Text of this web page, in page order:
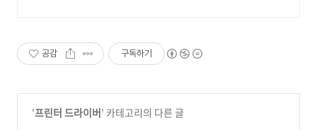
공감 구독하기
'프린터 드라이버' 카테고리의 다른 글